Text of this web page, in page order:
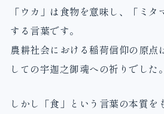
「ウカ」は食物を意味し、「ミ
する言葉です。
農耕社会における稲荷信仰の原点
しての宇迦之御魂への祈りでした。
しかし「食」という言葉の本質を